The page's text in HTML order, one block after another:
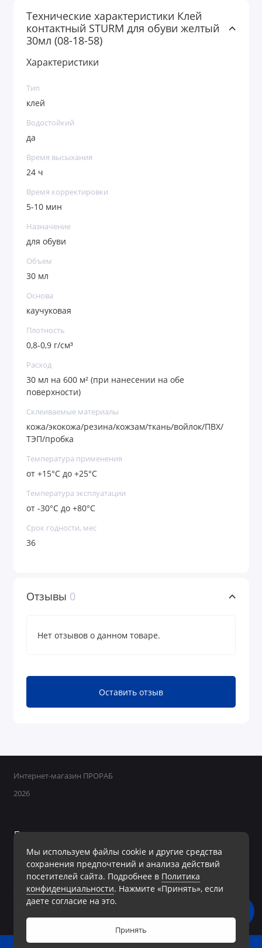
0
Технические характеристики Клей
контактный STURM для обуви желтый
30мл (08-18-58)
Характеристики
Тип
клей
Водостойкий
да
Время высыхания
24 ч
Время корректировки
5-10 мин
Назначение
для обуви
Объем
30 мл
Основа
каучуковая
Плотность
0,8-0,9 г/см³
Расход
30 мл на 600 м² (при нанесении на обе
поверхности)
Склеиваемые материалы
кожа/экокожа/резина/кожзам/ткань/войлок/ПВХ/
ТЭП/пробка
Температура применения
от +15°C до +25°C
Температура эксплуатации
от -30°C до +80°C
Срок годности, мес
36
Отзывы 0
Нет отзывов о данном товаре.
Оставить отзыв
Мы используем файлы cookie и другие средства
сохранения предпочтений и анализа действий
посетителей сайта. Подробнее в Политика
конфиденциальности. Нажмите «Принять», если
даете согласие на это.
Принять
Интернет-магазин ПРОРАБ
2026
Поддержка
+7 950 800-40-09
Ежедневно с 8:00 до 19:00 Без перерывов и выходных
Мы в сети